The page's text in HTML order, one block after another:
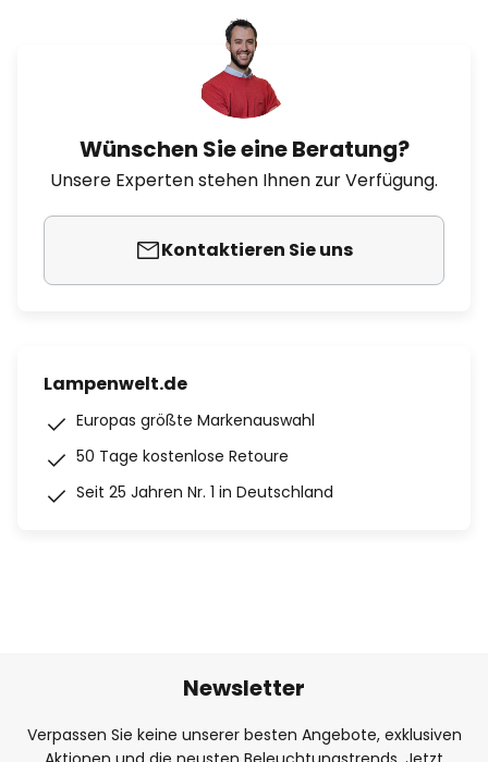
Wünschen Sie eine Beratung?
Unsere Experten stehen Ihnen zur Verfügung.
Kontaktieren Sie uns
Lampenwelt.de
Europas größte Markenauswahl
50 Tage kostenlose Retoure
Seit 25 Jahren Nr. 1 in Deutschland
Newsletter
Verpassen Sie keine unserer besten Angebote, exklusiven